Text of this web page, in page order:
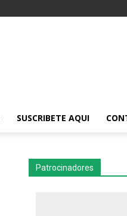
SUSCRIBETE AQUI
Patrocinadores